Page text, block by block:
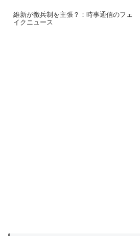
維新が徴兵制を主張？：時事通信のフェ
イクニュース